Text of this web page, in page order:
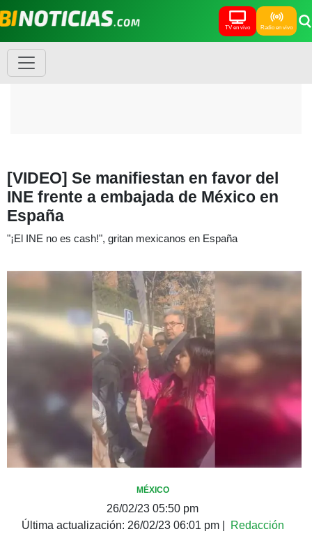
TV en vivo Radio en vivo
[VIDEO] Se manifiestan en favor del
INE frente a embajada de México en
España
"¡El INE no es cash!", gritan mexicanos en España
MÉXICO
26/02/23 05:50 pm
Última actualización: 26/02/23 06:01 pm| Redacción